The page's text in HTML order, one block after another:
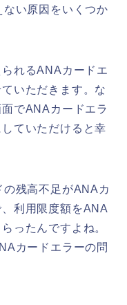
い原因をいくつか
れるANAカードエ
いただきます。な
でANAカードエラ
ていただけると幸
残高不足がANAカ
利用限度額をANA
ったんですよね。
カードエラーの問